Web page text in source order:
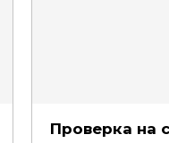
Проверка на